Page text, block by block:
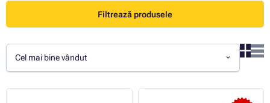
Filtrează produsele
Cel mai bine vândut